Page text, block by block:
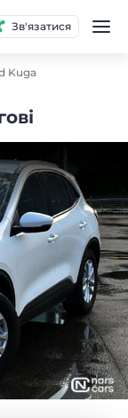
Зв'язатися
Kuga